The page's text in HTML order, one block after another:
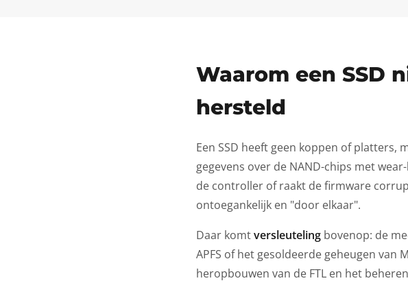
Waarom een SSD
hersteld
Een SSD heeft geen koppen of platters,
gegevens over de NAND-chips met
de controller of raakt de firmware
ontoegankelijk en "door elkaar".
Daar komtversleuteling bovenop: de
APFS of het gesoldeerde geheugen van
heropbouwen van de FTL en het